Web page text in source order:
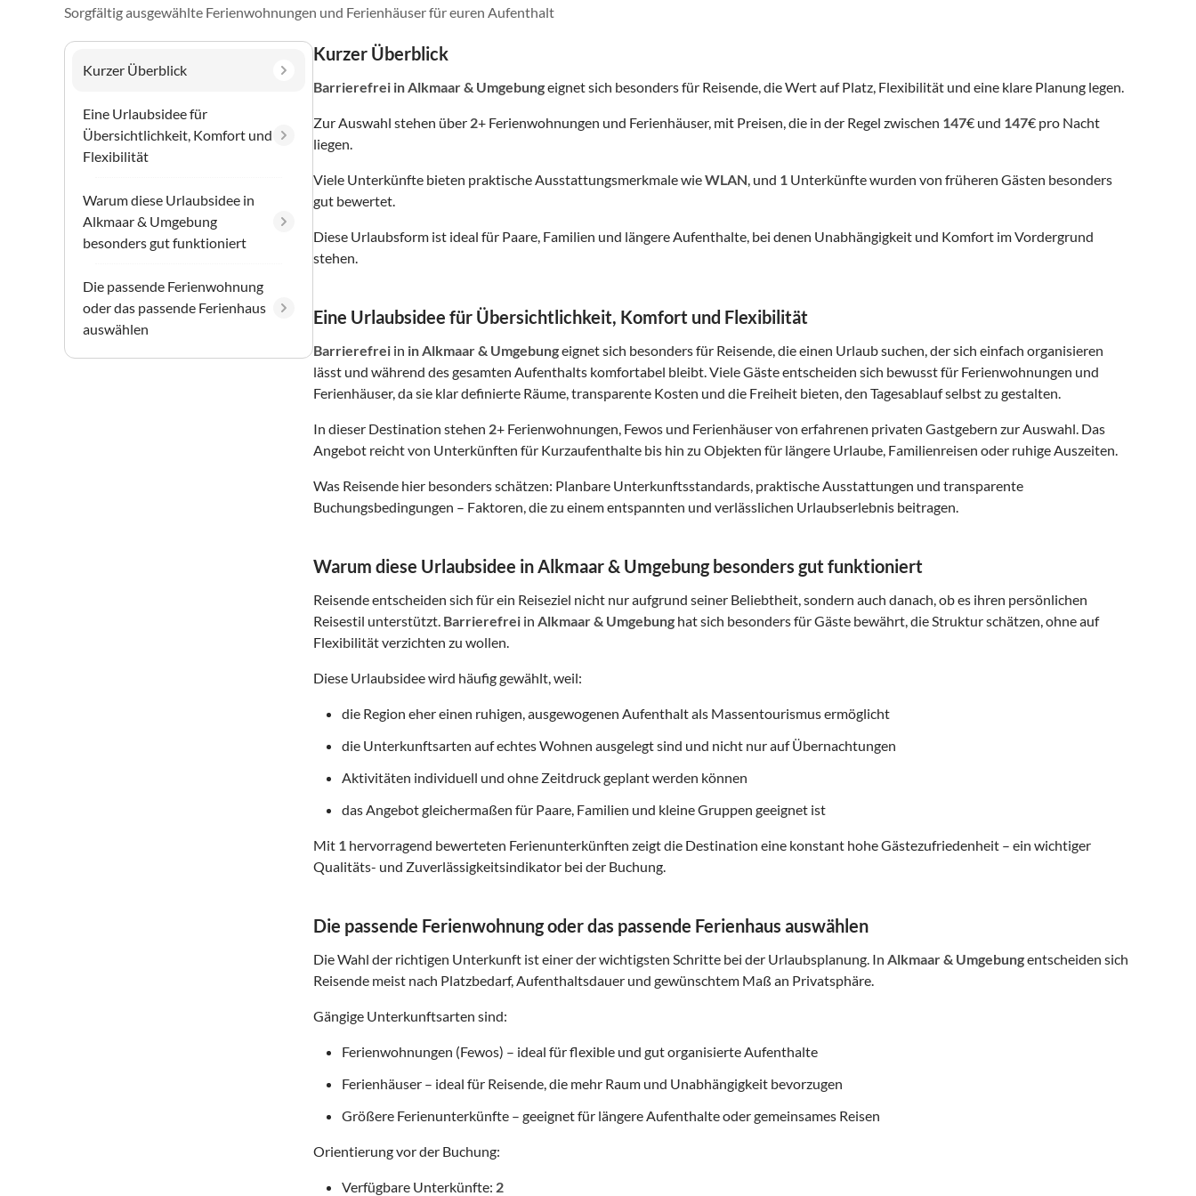
Sorgfältig ausgewählte Ferienwohnungen und Ferienhäuser für euren Aufenthalt
Kurzer Überblick
Eine Urlaubsidee für
Übersichtlichkeit, Komfort und
Flexibilität
Warum diese Urlaubsidee in
Alkmaar & Umgebung
besonders gut funktioniert
Die passende Ferienwohnung
oder das passende Ferienhaus
auswählen
Kurzer Überblick
Barrierefrei in Alkmaar & Umgebungeignet sich besonders für Reisende, die Wert auf Platz, Flexibilität und eine klare Planung legen.
Zur Auswahl stehen über 2+ Ferienwohnungen und Ferienhäuser, mit Preisen, die in der Regel zwischen 147€ und 147€ pro Nacht
liegen.
Viele Unterkünfte bieten praktische Ausstattungsmerkmale wieWLAN, und 1 Unterkünfte wurden von früheren Gästen besonders
gut bewertet.
Diese Urlaubsform ist ideal für Paare, Familien und längere Aufenthalte, bei denen Unabhängigkeit und Komfort im Vordergrund
stehen.
Eine Urlaubsidee für Übersichtlichkeit, Komfort und Flexibilität
Barrierefrei in in Alkmaar & Umgebungeignet sich besonders für Reisende, die einen Urlaub suchen, der sich einfach organisieren
lässt und während des gesamten Aufenthalts komfortabel bleibt. Viele Gäste entscheiden sich bewusst für Ferienwohnungen und
Ferienhäuser, da sie klar definierte Räume, transparente Kosten und die Freiheit bieten, den Tagesablauf selbst zu gestalten.
In dieser Destination stehen 2+ Ferienwohnungen, Fewos und Ferienhäuser von erfahrenen privaten Gastgebern zur Auswahl. Das
Angebot reicht von Unterkünften für Kurzaufenthalte bis hin zu Objekten für längere Urlaube, Familienreisen oder ruhige Auszeiten.
Was Reisende hier besonders schätzen: Planbare Unterkunftsstandards, praktische Ausstattungen und transparente
Buchungsbedingungen – Faktoren, die zu einem entspannten und verlässlichen Urlaubserlebnis beitragen.
Warum diese Urlaubsidee in Alkmaar & Umgebung besonders gut funktioniert
Reisende entscheiden sich für ein Reiseziel nicht nur aufgrund seiner Beliebtheit, sondern auch danach, ob es ihren persönlichen
Reisestil unterstützt. Barrierefrei in Alkmaar & Umgebung hat sich besonders für Gäste bewährt, die Struktur schätzen, ohne auf
Flexibilität verzichten zu wollen.
Diese Urlaubsidee wird häufig gewählt, weil:
die Region eher einen ruhigen, ausgewogenen Aufenthalt als Massentourismus ermöglicht
die Unterkunftsarten auf echtes Wohnen ausgelegt sind und nicht nur auf Übernachtungen
Aktivitäten individuell und ohne Zeitdruck geplant werden können
das Angebot gleichermaßen für Paare, Familien und kleine Gruppen geeignet ist
Mit 1 hervorragend bewerteten Ferienunterkünften zeigt die Destination eine konstant hohe Gästezufriedenheit – ein wichtiger
Qualitäts- und Zuverlässigkeitsindikator bei der Buchung.
Die passende Ferienwohnung oder das passende Ferienhaus auswählen
Die Wahl der richtigen Unterkunft ist einer der wichtigsten Schritte bei der Urlaubsplanung. In Alkmaar & Umgebungentscheiden sich
Reisende meist nach Platzbedarf, Aufenthaltsdauer und gewünschtem Maß an Privatsphäre.
Gängige Unterkunftsarten sind:
Ferienwohnungen (Fewos) – ideal für flexible und gut organisierte Aufenthalte
Ferienhäuser – ideal für Reisende, die mehr Raum und Unabhängigkeit bevorzugen
Größere Ferienunterkünfte – geeignet für längere Aufenthalte oder gemeinsames Reisen
Orientierung vor der Buchung:
Verfügbare Unterkünfte: 2